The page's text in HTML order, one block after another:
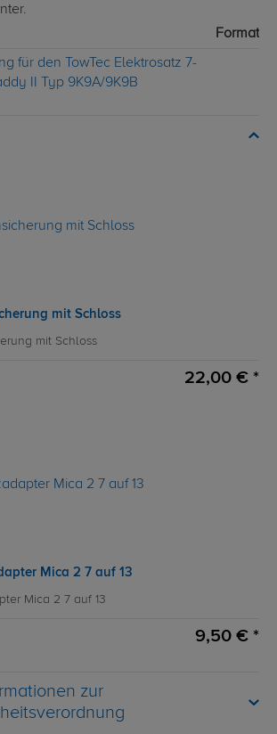
Format
für den TowTec Elektrosatz 7-
II Typ 9K9A/9K9B
mit Schloss
mit Schloss
22,00 € *
Mica 2 7 auf 13
Mica 2 7 auf 13
9,50 € *
zur